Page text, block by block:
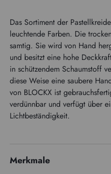
Das Sortiment der
leuchtende Farben. Die
samtig. Sie wird von Hand
und besitzt eine hohe
in schützendem Schaumstoff
diese Weise eine saubere
von BLOCKX ist
verdünnbar und verfügt über
Lichtbeständigkeit.
Merkmale